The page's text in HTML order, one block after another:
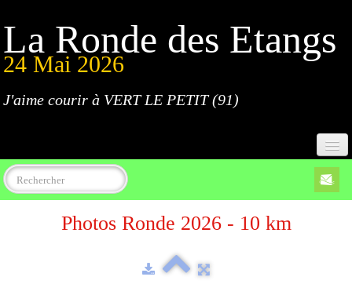
La Ronde des Etangs
24 Mai 2026
J'aime courir à VERT LE PETIT (91)
Accueil
ProgrammePhotos Ronde 2026 - 10 km